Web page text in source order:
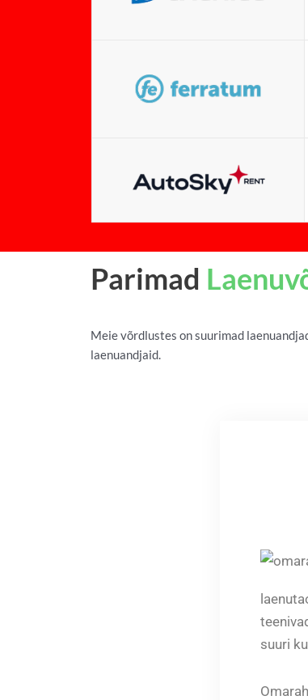
Parimad
Meie võrdlustes on suurimad
laenuandjaid.
suuri